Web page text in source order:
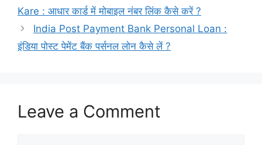
Kare : आधार कार्ड में मोबाइल नंबर लिंक कैसे करें ?
India Post Payment Bank Personal Loan :
इंडिया पोस्ट पेमेंट बैंक पर्सनल लोन कैसे लें ?
Leave a Comment